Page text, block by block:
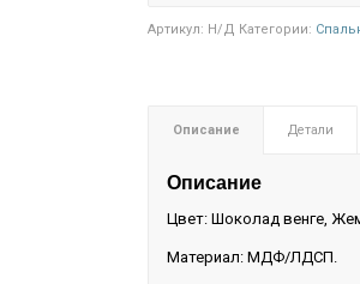
Артикул: Н/Д Категории:
Описание Детали
Описание
Цвет: Шоколад венге,
Материал: МДФ/ЛДСП.